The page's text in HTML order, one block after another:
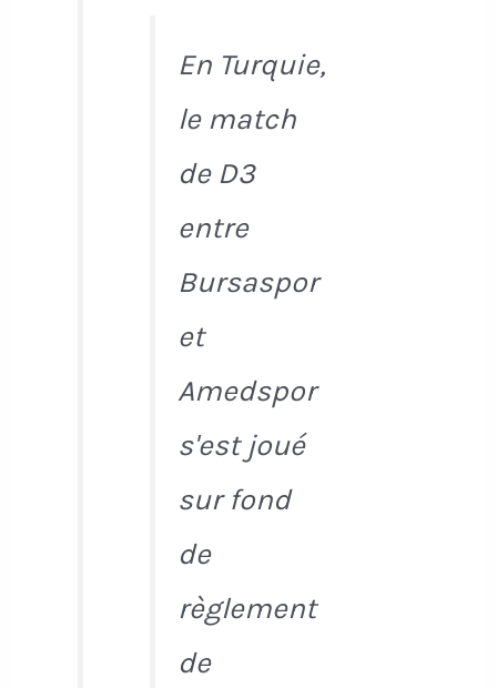
En Turquie,
le match
de D3
entre
Bursaspor
et
Amedspor
s'est joué
sur fond
de
règlement
de